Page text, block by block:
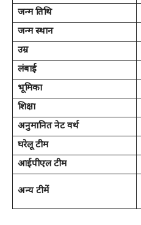
जन्म तिथि
जन्म स्थान
उम्र
लंबाई
भूमिका
शिक्षा
अनुमानित नेट वर्थ
घरेलू टीम
आईपीएल टीम
अन्य टीमें